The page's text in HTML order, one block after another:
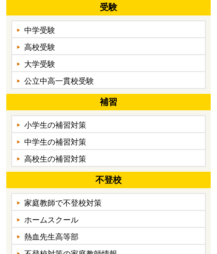
受験
中学受験
高校受験
大学受験
公立中高一貫校受験
補習
小学生の補習対策
中学生の補習対策
高校生の補習対策
不登校
家庭教師で不登校対策
ホームスクール
熱血先生高等部